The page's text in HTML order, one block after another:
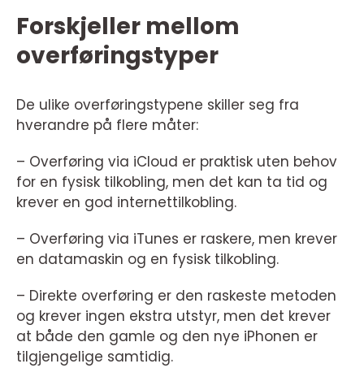
Forskjeller mellom
overføringstyper
De ulike overføringstypene skiller seg fra
hverandre på flere måter:
– Overføring via iCloud er praktisk uten behov
for en fysisk tilkobling, men det kan ta tid og
krever en god internettilkobling.
– Overføring via iTunes er raskere, men krever
en datamaskin og en fysisk tilkobling.
– Direkte overføring er den raskeste metoden
og krever ingen ekstra utstyr, men det krever
at både den gamle og den nye iPhonen er
tilgjengelige samtidig.